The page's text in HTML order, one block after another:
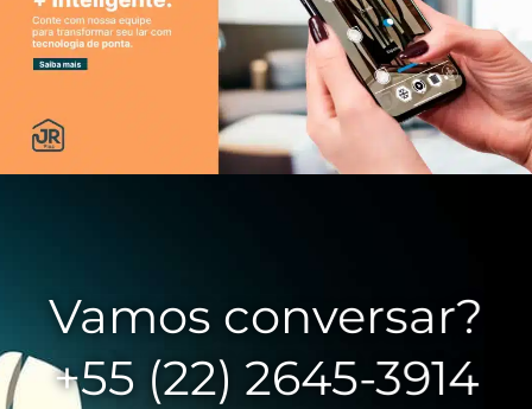
Vamos conversar?
+55 (22) 2645-3914